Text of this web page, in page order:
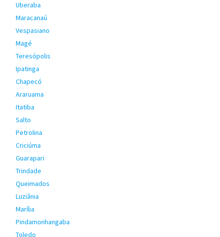
Uberaba
Maracanaú
Vespasiano
Magé
Teresópolis
Ipatinga
Chapecó
Araruama
Itatiba
Salto
Petrolina
Criciúma
Guarapari
Trindade
Queimados
Luziânia
Marília
Pindamonhangaba
Toledo